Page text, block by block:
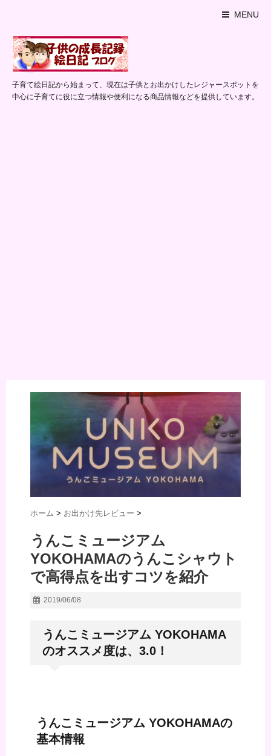
MENU
子育て絵日記から始まって、現在は子供とお出かけしたレジャースポットを
中心に子育てに役に立つ情報や便利になる商品情報などを提供しています。
ホーム > お出かけ先レビュー >
うんこミュージアム
YOKOHAMAのうんこシャウト
で高得点を出すコツを紹介
2019/06/08
うんこミュージアム YOKOHAMA
のオススメ度は、3.0！
うんこミュージアム YOKOHAMAの
基本情報